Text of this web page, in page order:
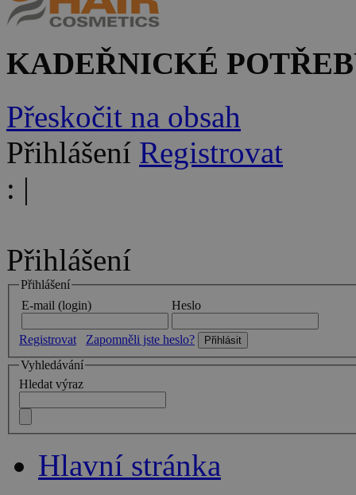
KADEŘNICKÉ
Přeskočit na obsah
Přihlášení Registrovat
: |
Přihlášení
Přihlášení
E-mail (login)
Heslo
Registrovat
Zapomněli jste heslo?
Vyhledávání
Hledat výraz
Hlavní stránka